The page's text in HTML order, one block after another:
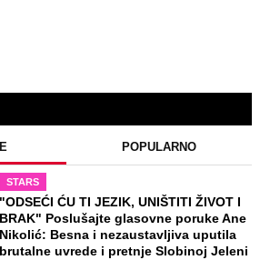
POPULARNO
STARS
"ODSEĆI ĆU TI JEZIK, UNIŠTITI ŽIVOT I
BRAK" Poslušajte glasovne poruke Ane
Nikolić: Besna i nezaustavljiva uputila
brutalne uvrede i pretnje Slobinoj Jeleni